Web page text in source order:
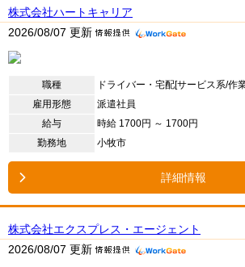
株式会社ハートキャリア
2026/08/07 更新
職種
ドライバー・宅配[サービス系/作
雇用形態
派遣社員
給与
時給 1700円 ～ 1700円
勤務地
小牧市
詳細情報
株式会社エクスプレス・エージェント
2026/08/07 更新